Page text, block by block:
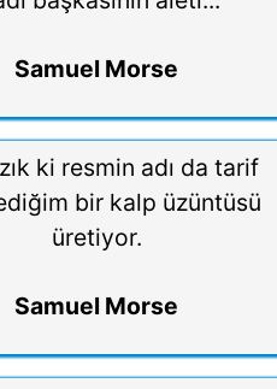
Samuel Morse
ki resmin adı da tarif
bir kalp üzüntüsü
üretiyor.
Samuel Morse